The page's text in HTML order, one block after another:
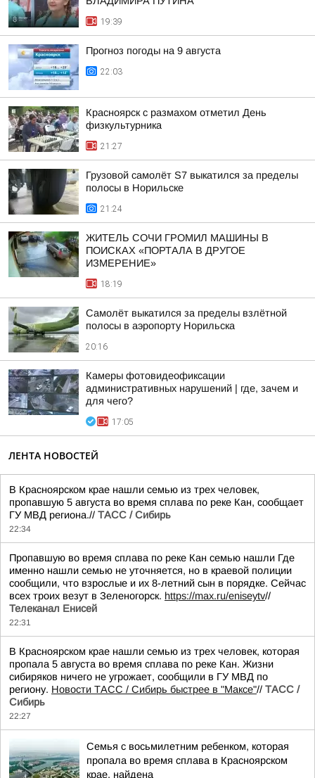
19:39
Прогноз погоды на 9 августа
22:03
Красноярск с размахом отметил День
физкультурника
21:27
Грузовой самолёт S7 выкатился за пределы
полосы в Норильске
21:24
ЖИТЕЛЬ СОЧИ ГРОМИЛ МАШИНЫ В
ПОИСКАХ «ПОРТАЛА В ДРУГОЕ
ИЗМЕРЕНИЕ»
18:19
Самолёт выкатился за пределы взлётной
полосы в аэропорту Норильска
20:16
Камеры фотовидеофиксации
административных нарушений | где, зачем и
для чего?
17:05
ЛЕНТА НОВОСТЕЙ
В Красноярском крае нашли семью из трех человек,
пропавшую 5 августа во время сплава по реке Кан, сообщает
ГУ МВД региона.// ТАСС / Сибирь
22:34
Пропавшую во время сплава по реке Кан семью нашли Где
именно нашли семью не уточняется, но в краевой полиции
сообщили, что взрослые и их 8-летний сын в порядке. Сейчас
всех троих везут в Зеленогорск. https://max.ru/eniseytv//
Телеканал Енисей
22:31
В Красноярском крае нашли семью из трех человек, которая
пропала 5 августа во время сплава по реке Кан. Жизни
сибиряков ничего не угрожает, сообщили в ГУ МВД по
региону. Новости ТАСС / Сибирь быстрее в "Mаксе"// ТАСС /
Сибирь
22:27
Семья с восьмилетним ребенком, которая
пропала во время сплава в Красноярском
крае, найдена